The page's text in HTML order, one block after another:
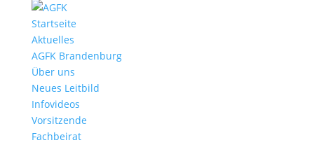
Startseite
Aktuelles
AGFK Brandenburg
Über uns
Neues Leitbild
Infovideos
Vorsitzende
Fachbeirat